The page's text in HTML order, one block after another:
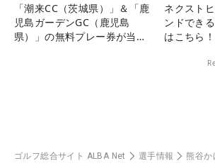
「潮来CC（茨城県）」＆「鹿
児島ガーデンGC（鹿児島
県）」の無料プレー券が当た
ネクスト
ンドでき
はこちら！
ゴルフ総合サイト ALBA Net 選手情報 熊谷か